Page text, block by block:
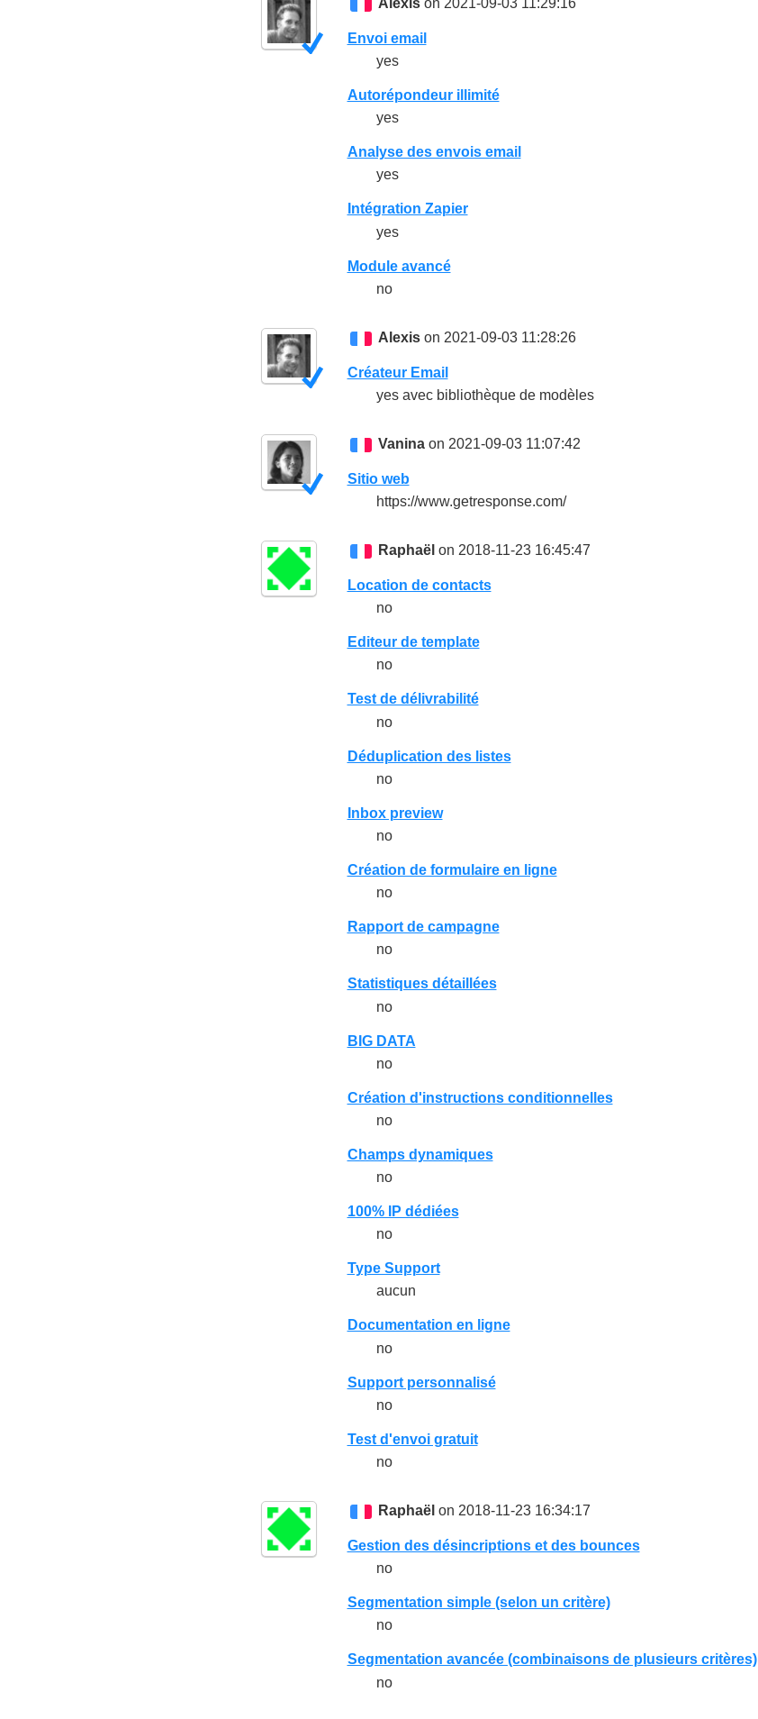
Alexison 2021-09-03 11:29:16
Envoi email
yes
Autorépondeur illimité
yes
Analyse des envois email
yes
Intégration Zapier
yes
Module avancé
no
Alexison 2021-09-03 11:28:26
Créateur Email
yes avec bibliothèque de modèles
Vaninaon 2021-09-03 11:07:42
Sitio web
https://www.getresponse.com/
Raphaël on 2018-11-23 16:45:47
Location de contacts
no
Editeur de template
no
Test de délivrabilité
no
Déduplication des listes
no
Inbox preview
no
Création de formulaire en ligne
no
Rapport de campagne
no
Statistiques détaillées
no
BIG DATA
no
Création d'instructions conditionnelles
no
Champs dynamiques
no
100% IP dédiées
no
Type Support
aucun
Documentation en ligne
no
Support personnalisé
no
Test d'envoi gratuit
no
Raphaël on 2018-11-23 16:34:17
Gestion des désincriptions et des bounces
no
Segmentation simple (selon un critère)
no
Segmentation avancée (combinaisons de plusieurs critères)
no